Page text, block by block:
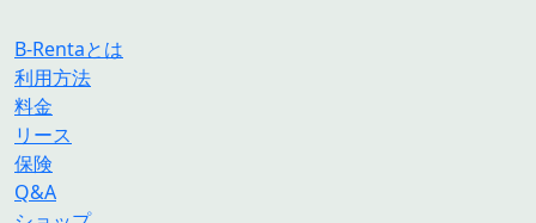
B-Rentaとは
利用方法
料金
リース
保険
Q&A